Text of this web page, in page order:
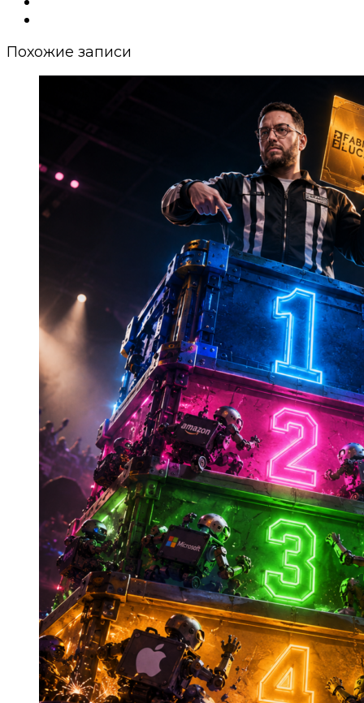
Похожие записи